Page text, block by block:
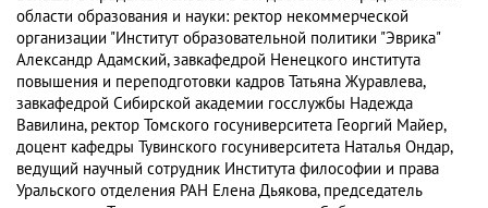
области образования и науки: ректор некоммерческой
организации "Институт образовательной политики "Эврика"
Александр Адамский, завкафедрой Ненецкого института
повышения и переподготовки кадров Татьяна Журавлева,
завкафедрой Сибирской академии госслужбы Надежда
Вавилина, ректор Томского госуниверситета Георгий Майер,
доцент кафедры Тувинского госуниверситета Наталья Ондар,
ведущий научный сотрудник Института философии и права
Уральского отделения РАН Елена Дьякова, председатель